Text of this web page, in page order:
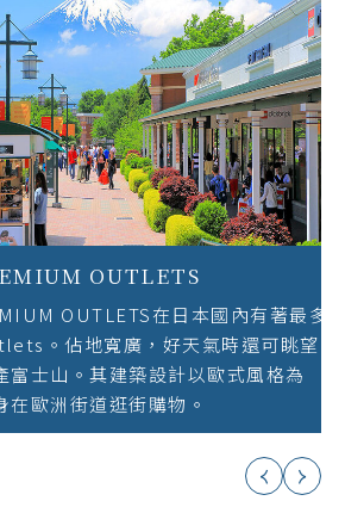
OUTLETS
OUTLETS在日本國內有著最多
。佔地寬廣，好天氣時還可眺望
山。其建築設計以歐式風格為
洲街道逛街購物。